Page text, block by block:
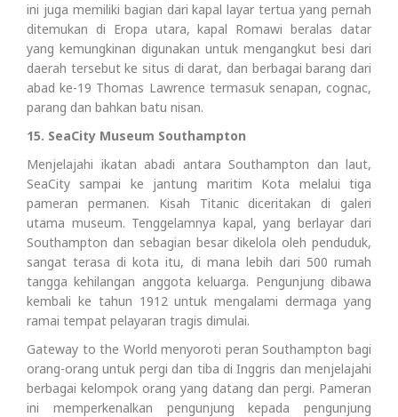
ini juga memiliki bagian dari kapal layar tertua yang pernah
ditemukan di Eropa utara, kapal Romawi beralas datar
yang kemungkinan digunakan untuk mengangkut besi dari
daerah tersebut ke situs di darat, dan berbagai barang dari
abad ke-19 Thomas Lawrence termasuk senapan, cognac,
parang dan bahkan batu nisan.
15. SeaCity Museum Southampton
Menjelajahi ikatan abadi antara Southampton dan laut,
SeaCity sampai ke jantung maritim Kota melalui tiga
pameran permanen. Kisah Titanic diceritakan di galeri
utama museum. Tenggelamnya kapal, yang berlayar dari
Southampton dan sebagian besar dikelola oleh penduduk,
sangat terasa di kota itu, di mana lebih dari 500 rumah
tangga kehilangan anggota keluarga. Pengunjung dibawa
kembali ke tahun 1912 untuk mengalami dermaga yang
ramai tempat pelayaran tragis dimulai.
Gateway to the World menyoroti peran Southampton bagi
orang-orang untuk pergi dan tiba di Inggris dan menjelajahi
berbagai kelompok orang yang datang dan pergi. Pameran
ini memperkenalkan pengunjung kepada pengunjung